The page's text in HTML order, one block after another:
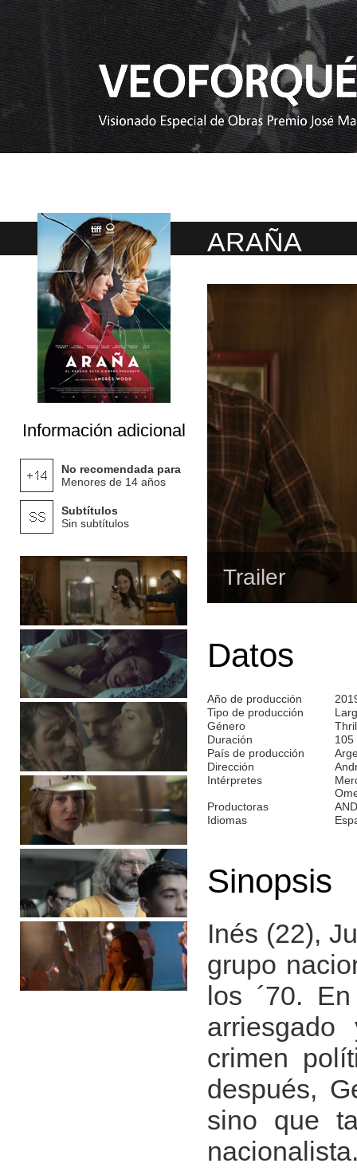
Información adicional
No recomendada para
Menores de 14 años
Subtítulos
Sin subtítulos
ARAÑA
Trailer
Datos
Año de producción
Tipo de producción
Género
Duración
105
País de producción
Dirección
Intérpretes
Productoras
Idiomas
Sinopsis
Inés (22),
grupo
los ´70.
crimen
después,
sino que